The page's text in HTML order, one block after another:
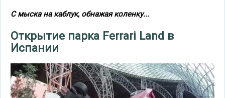
С мыска на каблук, обнажая коленку...
Открытие парка Ferrari Land в
Испании